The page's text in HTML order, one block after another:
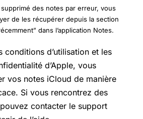
des notes par erreur, vous
de les récupérer depuis la section
dans l’application Notes.
conditions d’utilisation et les
d’Apple, vous
vos notes iCloud de manière
Si vous rencontrez des
contacter le support